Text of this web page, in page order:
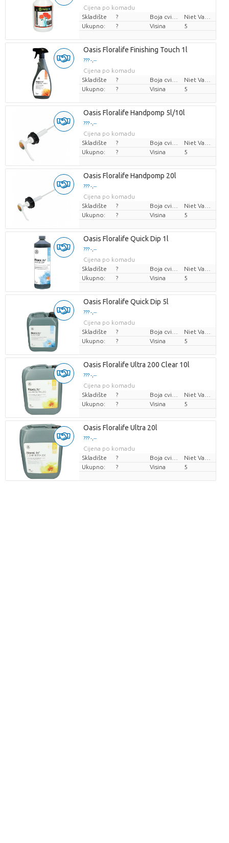
Cijena po komadu
Skladište
?
Ukupno:
? Visina 5
Oasis Floralife Finishing Touch 1l
??? -,--
Cijena po komadu
Skladište
?
Ukupno:
? Visina 5
Oasis Floralife Handpomp 5l/10l
??? -,--
Cijena po komadu
Skladište
?
Ukupno:
? Visina 5
Oasis Floralife Handpomp 20l
??? -,--
Cijena po komadu
Skladište
?
Ukupno:
? Visina 5
Oasis Floralife Quick Dip 1l
??? -,--
Cijena po komadu
Skladište
?
Ukupno:
? Visina 5
Oasis Floralife Quick Dip 5l
??? -,--
Cijena po komadu
Skladište
?
Ukupno:
? Visina 5
Oasis Floralife Ultra 200 Clear 10l
??? -,--
Cijena po komadu
Skladište
?
Ukupno:
? Visina 5
Oasis Floralife Ultra 20l
??? -,--
Cijena po komadu
Skladište
?
Ukupno:
? Visina 5